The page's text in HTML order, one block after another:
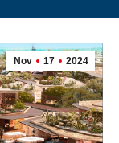
Nov 17 2024